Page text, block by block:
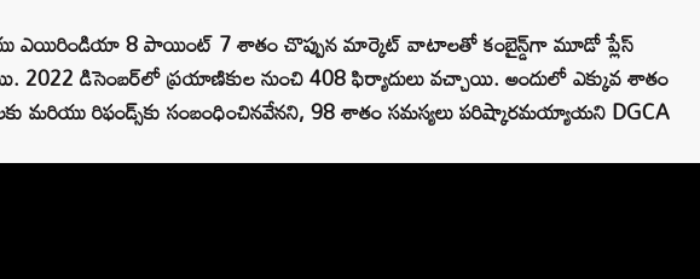
ఎయిరిండియా 8 పాయింట్‌ 7 శాతం చొప్పున మార్కెట్‌ వాటాలతో కంబైన్డ్‌గా మూడో ప్లేస్‌
2022 డిసెంబర్‌లో ప్రయాణికుల నుంచి 408 ఫిర్యాదులు వచ్చాయి. అందులో ఎక్కువ శాతం
మరియు రిఫండ్స్‌కు సంబంధించినవేనని, 98 శాతం సమస్యలు పరిష్కారమయ్యాయని DGCA